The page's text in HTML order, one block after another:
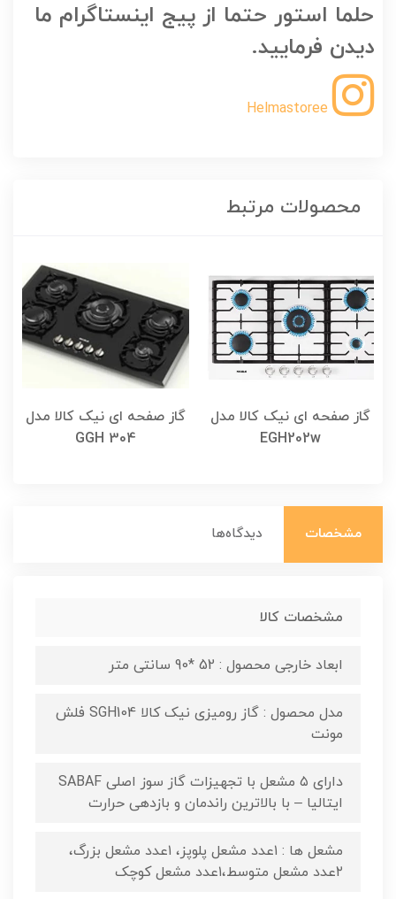
حلما استور حتما از پیج اینستاگرام ما
دیدن فرمایید.
Helmastoree
محصولات مرتبط
گاز صفحه ای نیک کالا مدل
EGH202w
گاز صفحه ای نیک کالا مدل
GGH 304
مشخصات دیدگاه‌ها
مشخصات کالا
ابعاد خارجی محصول : 52 *90 سانتی متر
مدل محصول : گاز رومیزی نیک کالا SGH104 فلش
مونت
دارای ۵ مشعل با تجهیزات گاز سوز اصلی SABAF
ایتالیا – با بالاترین راندمان و بازدهی حرارت
مشعل ها : ۱عدد مشعل پلوپز، ۱عدد مشعل بزرگ،
۲عدد مشعل متوسط،۱عدد مشعل کوچک